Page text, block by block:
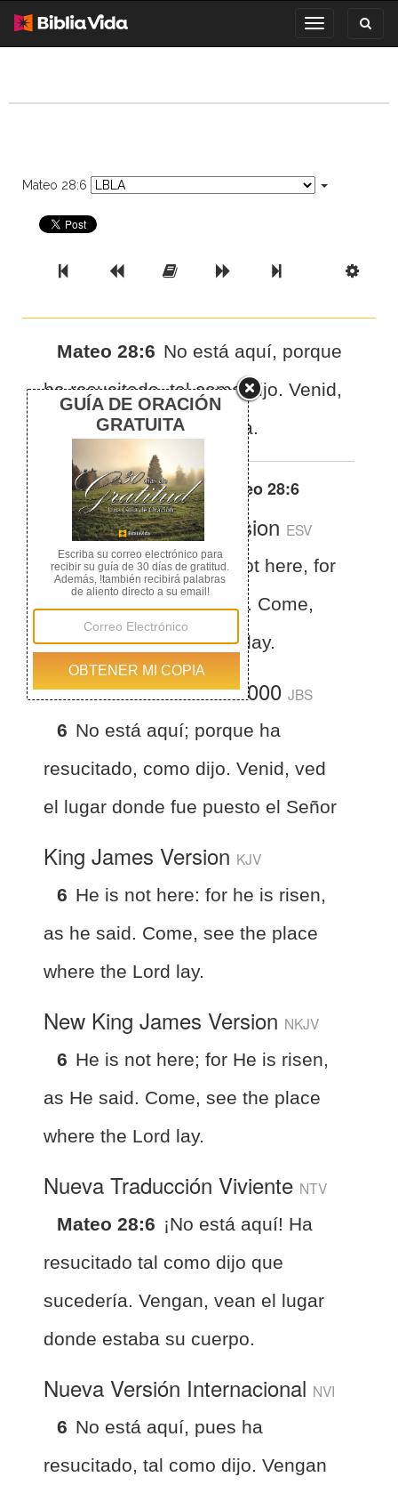
Toggle
navigation
Mateo 28:6
Previous BookPrevious Chapter
Read the Full Chapter
Next Chapter
Next Book
Mateo 28:6 No está aquí, porque
ha resucitado, tal como dijo. Venid,
ved el lugar donde yacía.
Otras traducciones de Mateo 28:6
English Standard Version ESV
Matthew 28:6 He is not here, for
he has risen, as he said. Come,
see the place where he lay.
La Biblia del Jubileo 2000 JBS
6 No está aquí; porque ha
resucitado, como dijo. Venid, ved
el lugar donde fue puesto el Señor
King James Version KJV
6 He is not here: for he is risen,
as he said. Come, see the place
where the Lord lay.
New King James Version NKJV
6 He is not here; for He is risen,
as He said. Come, see the place
where the Lord lay.
Nueva Traducción Viviente NTV
Mateo 28:6 ¡No está aquí! Ha
resucitado tal como dijo que
sucedería. Vengan, vean el lugar
donde estaba su cuerpo.
Nueva Versión Internacional NVI
6 No está aquí, pues ha
resucitado, tal como dijo. Vengan